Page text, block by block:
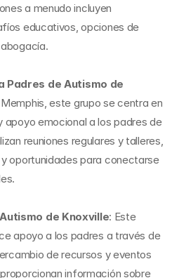
a menudo incluyen
educativos, opciones de
Padres de Autismo de
este grupo se centra en
apoyo emocional a los padres de
reuniones regulares y talleres,
oportunidades para conectarse
de Knoxville: Este
apoyo a los padres a través de
de recursos y eventos
información sobre